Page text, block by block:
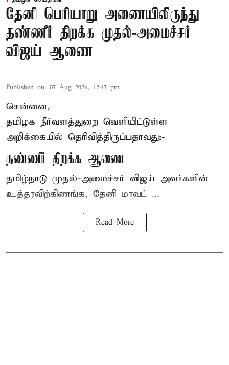
தேனி பெரியாறு அணையிலிருந்து
தண்ணீர் திறக்க முதல்-அமைச்சர்
விஜய் ஆணை
Published on: 07 Aug 2026, 12:47 pm
சென்னை,
தமிழக நீர்வளத்துறை வெளியிட்டுள்ள
அறிக்கையில் தெரிவித்திருப்பதாவது:-
தண்ணீர் திறக்க ஆணை
தமிழ்நாடு முதல்-அமைச்சர் விஜய் அவர்களின்
உத்தரவிற்கிணங்க, தேனி மாவட் ...
Read More